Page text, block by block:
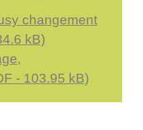
changement
kB)
- 103.95 kB)